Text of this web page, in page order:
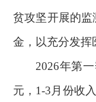
贫攻坚开展的
金，以充分发挥
2026年第
元，1-3月份收